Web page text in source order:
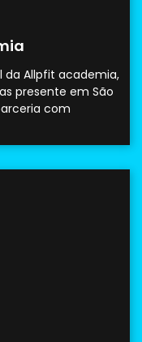
Allpfit academia,
presente em São
com